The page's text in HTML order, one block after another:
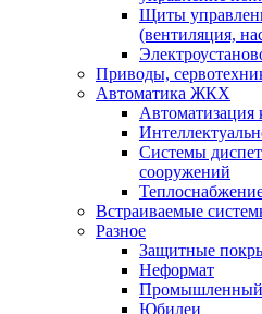
Щиты
(вентиляция,
Приводы,
Автоматика ЖКХ
Автоматизация
Системы
сооружений
Встраиваемые
Разное
Защитные
Неформат
Промышленный
Юбилеи